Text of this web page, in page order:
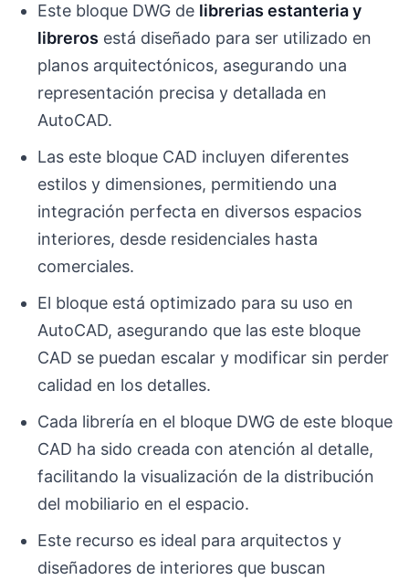
Este bloque DWG de librerias estanteria y
libreros está diseñado para ser utilizado en
planos arquitectónicos, asegurando una
representación precisa y detallada en
AutoCAD.
Las este bloque CAD incluyen diferentes
estilos y dimensiones, permitiendo una
integración perfecta en diversos espacios
interiores, desde residenciales hasta
comerciales.
El bloque está optimizado para su uso en
AutoCAD, asegurando que las este bloque
CAD se puedan escalar y modificar sin perder
calidad en los detalles.
Cada librería en el bloque DWG de este bloque
CAD ha sido creada con atención al detalle,
facilitando la visualización de la distribución
del mobiliario en el espacio.
Este recurso es ideal para arquitectos y
diseñadores de interiores que buscan